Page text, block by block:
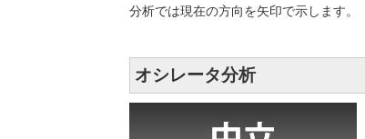
分析では現在の方向を矢印で示します。
オシレータ分析